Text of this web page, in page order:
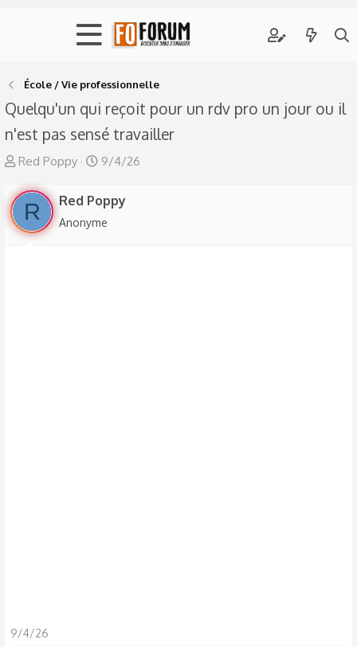
École / Vie professionnelle
Quelqu'un qui reçoit pour un rdv pro un jour ou il
n'est pas sensé travailler
A
t
u
Red Poppy
D
t
e
9/4/26
R Red Poppy
Anonyme
9/4/26